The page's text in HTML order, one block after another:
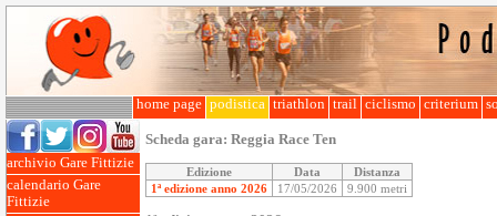
home page podistica triathlon trail ciclismo criterium
archivio Gare Fittizie
calendario Gare
Fittizie
Scheda gara: Reggia Race Ten
Edizione Data
Distanza
1ª edizione anno 2026
17/05/2026 9.900 metri